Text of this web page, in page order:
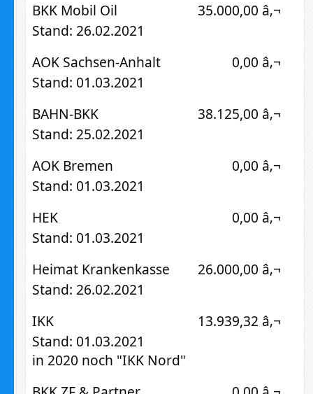
BKK Mobil Oil
35.000,00 â‚¬
Stand: 26.02.2021
AOK Sachsen-Anhalt
0,00 â‚¬
Stand: 01.03.2021
BAHN-BKK
38.125,00 â‚¬
Stand: 25.02.2021
AOK Bremen
0,00 â‚¬
Stand: 01.03.2021
HEK
0,00 â‚¬
Stand: 01.03.2021
Heimat Krankenkasse
26.000,00 â‚¬
Stand: 26.02.2021
IKK
13.939,32 â‚¬
Stand: 01.03.2021
in 2020 noch "IKK Nord"